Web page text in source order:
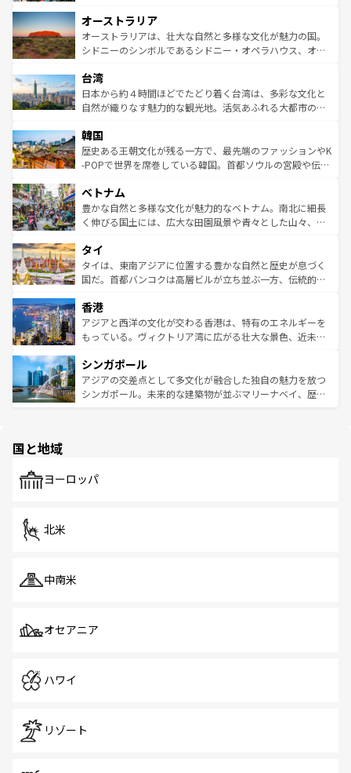
部のニューオーリンズでは、音楽と美食が融合した独特の
文化が魅力。旅行者はアメリカの各地域で異なる魅力を楽
しみながら、その多様性と豊かな歴史を感じることができ
ならではの贅沢な旅のスタイルだ。 なお、新着のアメリカ
情報はコンテンツ一覧を参照してほしい。
ワイ島は見逃せない。また、定番の観光地といえばオアフ
島だが、静かな自然を求めるならマウイ島やカウアイ島が
おすすめ。エメラルドグリーンに輝く海をはじめ、豊かな
れるおもてなしの心で訪れる人々を迎えてくれるハワイの
人々、おいしいローカルフードやハワイアンミュージッ
ク、伝統的なフラダンスなど、すべてがハワイの魅力を彩
ワイを、存分に味わってほしい。 なお、新着のハワイ情報
はコンテンツ一覧を参照してほしい。
オーストラリア
オーストラリアは、壮大な自然と多様な文化が魅力の国。
シドニーのシンボルであるシドニー・オペラハウス、オー
リアリーフや大陸中央部にそびえるウルル（エアーズロッ
ク）、タスマニアの美しい原生林やケアンズの熱帯雨林な
ど、見どころがたくさん。また、カフェやワイン、オージ
いる。アクティビティも充実しており、サーフィンやダイ
ビング、ハイキングなど、アウトドア好きにはたまらな
い。オーストラリアの多彩な魅力を存分に味わいつくそ
参照してほしい。
台湾
日本から約４時間ほどでたどり着く台湾は、多彩な文化と
自然が織りなす魅力的な観光地。活気あふれる大都市の台
ン）、静ひつな山岳地帯である台湾東部など、都市の喧騒
と山間の静けさが共存しており、訪れる人に新しい発見と
驚きをもたらしてくれる。また、奥深い台湾の食文化も魅
容にもいいと評判のスイーツなど、バラエティ豊かな料理
が味わえる。 なお、新着の台湾情報は コンテンツ一覧を参
照してほしい。
韓国
歴史ある王朝文化が残る一方で、最先端のファッションやK
-POPで世界を席巻している韓国。首都ソウルの宮殿や伝統
き、地方に足を延ばせば四季折々の自然美を楽しむことが
できる。そして、キムチや焼肉、絶品のストリートフード
まで、さまざまな韓国料理が待っている。夜には、韓国な
リティに包まれながら、韓国の多彩な魅力を心ゆくまで味
わってみてほしい。 なお、新着の韓国情報はコンテンツ一
覧を参照してほしい。
ベトナム
豊かな自然と多様な文化が魅力的なベトナム。南北に細長
く伸びる国土には、広大な田園風景や青々とした山々、世
急速な発展と共に伝統が息づく。ハノイの古い町並みやホ
ーチミン市のフランス統治時代の建物も、独特の雰囲気を
醸し出している。また、バラエティの豊かさとおいしさで
とつ。フォーやバインミー、ベトナムコーヒーなどは、ぜ
ひ現地で味わいたい。どの地域を訪れてもあたたかい人々
が旅行者を迎えてくれるので、きっと忘れられない旅にな
参照してほしい。
タイ
タイは、東南アジアに位置する豊かな自然と歴史が息づく
国だ。首都バンコクは高層ビルが立ち並ぶ一方、伝統的な
の活気が交差している。北部ではチェンマイなどの山岳地
帯で自然と触れ合い、南部ではプーケットやクラビの美し
いビーチでリゾート気分を楽しむことができる。タイ料理
激する。気候は一年中温暖で、どの季節にも異なる楽しみ
が待っている。親しみやすいタイの人々、仏教を中心とし
た文化、そして多様な観光資源が、訪れる旅人を魅了し続
香港
アジアと西洋の文化が交わる香港は、特有のエネルギーを
もっている。ヴィクトリア湾に広がる壮大な景色、近未来
み、どこを訪れても感動するはず。観光スポットが密集し
ており、効率よく見どころを回れるのも魅力。息をのむよ
うな絶景から文化的な体験まで、香港を存分に楽しみ尽く
シンガポール
アジアの交差点として多文化が融合した独自の魅力を放つ
シンガポール。未来的な建築物が並ぶマリーナベイ、歴史
で、ホーカーズは地元の風情を楽しめる外せないスポット
国と地域
ヨーロッパ
北米
中南米
オセアニア
ハワイ
リゾート